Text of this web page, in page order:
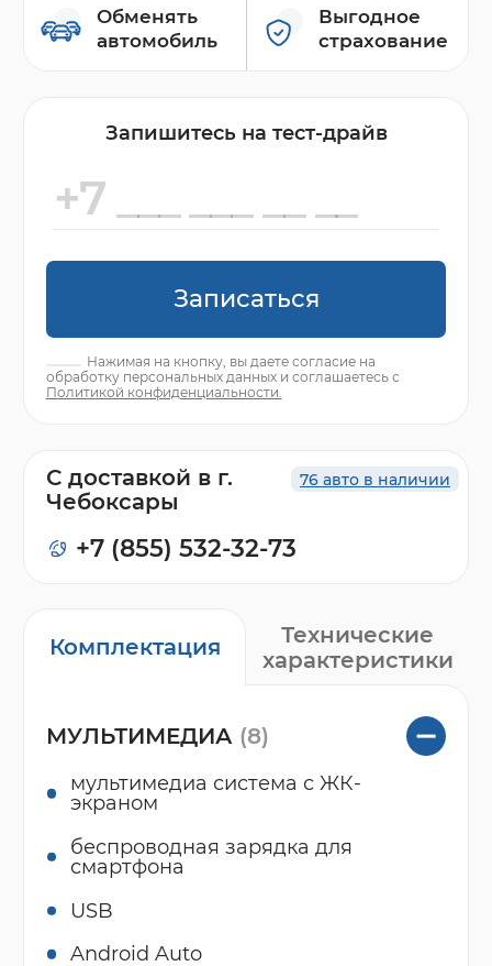
Обменять
автомобиль
Выгодное
страхование
Запишитесь на тест-драйв
Записаться
Нажимая на кнопку, вы даете согласие на
обработку персональных данных и соглашаетесь с
Политикой конфиденциальности.
Комплектация
Технические
характеристики
МУЛЬТИМЕДИА (8)
мультимедиа система с ЖК-
экраном
беспроводная зарядка для
смартфона
USB
Android Auto
76 авто в наличии
С доставкой в г.
Чебоксары
+7 (855) 532-32-73